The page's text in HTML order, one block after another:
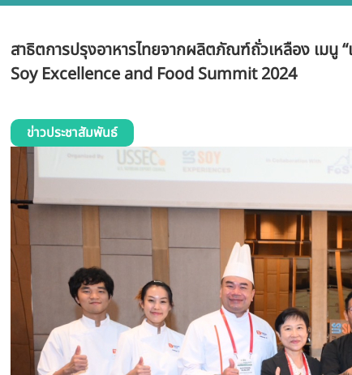
สาธิตการปรุงอาหารไทยจากผลิตภัณฑ์ถั่วเหลือง เมนู
Soy Excellence and Food Summit 2024
ข่าวประชาสัมพันธ์